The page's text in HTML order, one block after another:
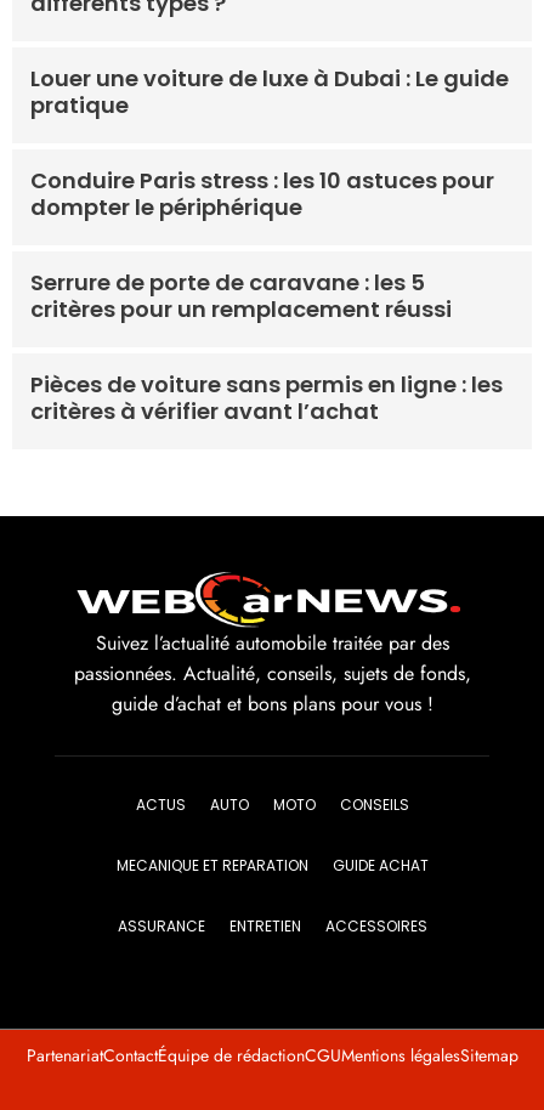
Louer une voiture de luxe à Dubai : Le guide
pratique
Conduire Paris stress : les 10 astuces pour
dompter le périphérique
Serrure de porte de caravane : les 5
critères pour un remplacement réussi
Pièces de voiture sans permis en ligne : les
critères à vérifier avant l’achat
Suivez l’actualité automobile traitée par des
passionnées. Actualité, conseils, sujets de fonds,
guide d’achat et bons plans pour vous !
ACTUS AUTO MOTO CONSEILS
MECANIQUE ET REPARATION GUIDE ACHAT
ASSURANCE ENTRETIEN ACCESSOIRES
PartenariatContactÉquipe de rédactionCGUMentions légalesSitemap